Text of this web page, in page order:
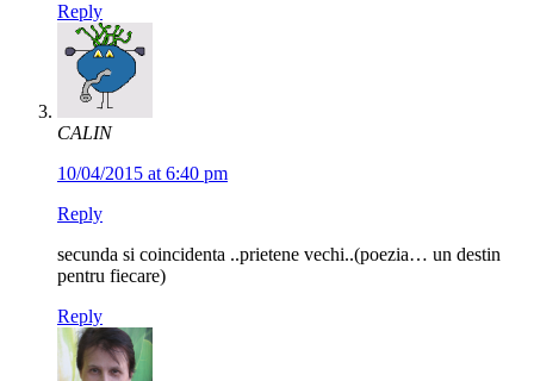
Reply
CALIN
10/04/2015 at 6:40 pm
Reply
secunda si coincidenta ..prietene vechi..(poezia… un destin
pentru fiecare)
Reply